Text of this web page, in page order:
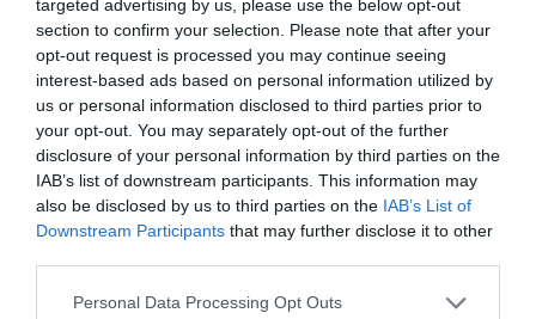
targeted advertising by us, please use the below opt-out
section to confirm your selection. Please note that after your
opt-out request is processed you may continue seeing
interest-based ads based on personal information utilized by
us or personal information disclosed to third parties prior to
your opt-out. You may separately opt-out of the further
disclosure of your personal information by third parties on the
IAB’s list of downstream participants. This information may
also be disclosed by us to third parties on the IAB’s List of
Downstream Participants that may further disclose it to other
Personal Data Processing Opt Outs
tratamientos actuales en enfermedades raras, uno de
nuestros más fuertes compromisos es mejorar la calidad
de vida de los pacientes y sus familias. Por otra parte,
nuestro reto es seguir promoviendo el conocimiento de
las enfermedades raras. En Sanofi Genzyme, no solo
vendemos medicamentos, nuestro primer objetivo es
seguir aportando un mayor conocimiento de estas
enfermedades ya que, el desconocimiento conlleva
retraso en el diagnóstico y, a veces, el retraso en el inicio
de tratamiento contribuye a limitar las expectativas